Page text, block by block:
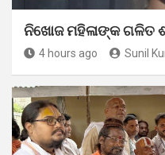
ନିଖୋଜ ମହିଳାଙ୍କ ଗଳିତ
4 hours ago Sunil